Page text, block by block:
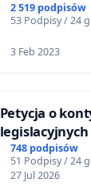
2 519 podpisów
53 Podpisy / 24
3 Feb 2023
Petycja o
reformą
748 podpisów
51 Podpisy / 24
27 Jul 2026